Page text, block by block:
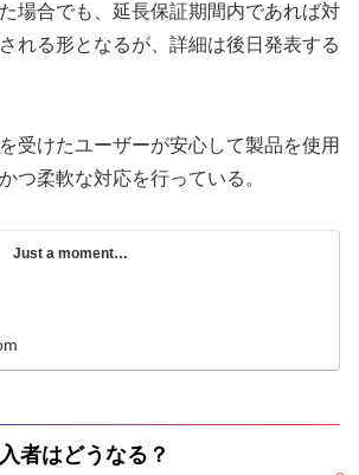
場合でも、延長保証期間内であれば対
れる形となるが、詳細は後日発表する
受けたユーザーが安心して製品を使用
つ柔軟な対応を行っている。
Just a moment…
者はどうなる？